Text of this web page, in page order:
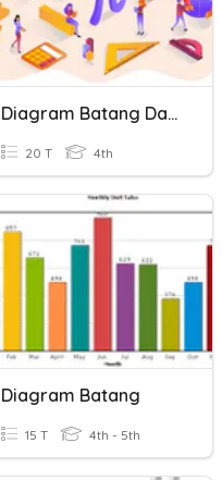
Diagram Batang Dan Garis
20 T 4th
Diagram Batang
15 T 4th - 5th